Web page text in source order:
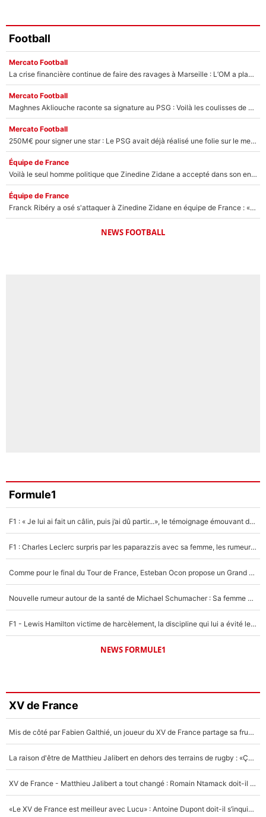
Football
Mercato Football
La crise financière continue de faire des ravages à Marseille : L’OM a placé 12 joueurs sur le marché des transferts… et ça pourrait lui rapporter près de 100M€ !
Mercato Football
Maghnes Akliouche raconte sa signature au PSG : Voilà les coulisses de son transfert de rêve à 50M€
Mercato Football
250M€ pour signer une star : Le PSG avait déjà réalisé une folie sur le mercato bien avant Neymar !
Équipe de France
Voilà le seul homme politique que Zinedine Zidane a accepté dans son entourage : «Je garde un très bon souvenir de lui»
Équipe de France
Franck Ribéry a osé s'attaquer à Zinedine Zidane en équipe de France : «Je n'aurais jamais fait ça»
NEWS FOOTBALL
Formule1
F1 : « Je lui ai fait un câlin, puis j’ai dû partir...», le témoignage émouvant de Max Verstappen sur sa fille
F1 : Charles Leclerc surpris par les paparazzis avec sa femme, les rumeurs étaient vraies !
Comme pour le final du Tour de France, Esteban Ocon propose un Grand Prix de Formule 1 à Paris : «Autour de l’Arc de Triomphe, ce serait génial» !
Nouvelle rumeur autour de la santé de Michael Schumacher : Sa femme Corinna sort du silence
F1 - Lewis Hamilton victime de harcèlement, la discipline qui lui a évité le pire : «J'aurais probablement mal tourné»
NEWS FORMULE1
XV de France
Mis de côté par Fabien Galthié, un joueur du XV de France partage sa frustration : «ils ne me l’ont pas dit tout de suite»
La raison d'être de Matthieu Jalibert en dehors des terrains de rugby : «Ça m'atteint autant que si tu touches à un membre de ma famille»
XV de France - Matthieu Jalibert a tout changé : Romain Ntamack doit-il s’inquiéter pour sa place à un an de la Coupe du monde ?
«Le XV de France est meilleur avec Lucu» : Antoine Dupont doit-il s’inquiéter pour sa place ?